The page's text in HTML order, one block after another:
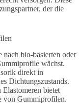
der die
bio-basierten oder
wächst.
direkt in
Dichtungszustands.
bietet
von Gummiprofilen.